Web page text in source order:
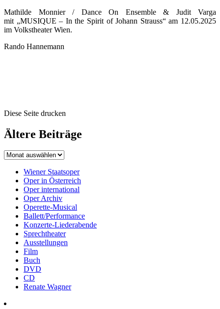
Mathilde Monnier / Dance On Ensemble & Judit Varga
mit „MUSIQUE – In the Spirit of Johann Strauss“ am 12.05.2025
im Volkstheater Wien.
Rando Hannemann
Diese Seite drucken
Ältere Beiträge
Wiener Staatsoper
Oper in Österreich
Oper international
Oper Archiv
Operette-Musical
Ballett/Performance
Konzerte-Liederabende
Sprechtheater
Ausstellungen
Film
Buch
DVD
CD
Renate Wagner